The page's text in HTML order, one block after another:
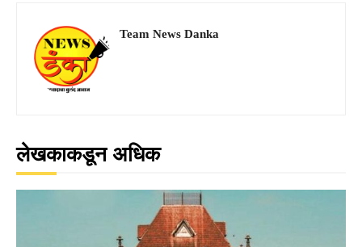
Team News Danka
लेखकाकडून अधिक